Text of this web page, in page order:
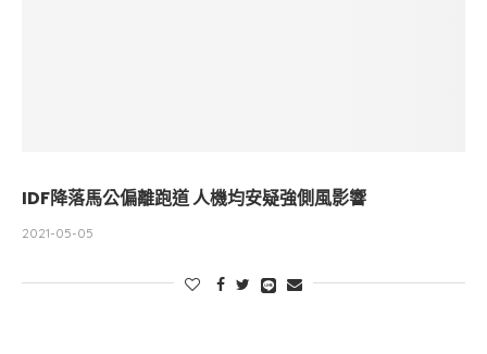
IDF降落馬公偏離跑道 人機均安疑強側風影響
2021-05-05